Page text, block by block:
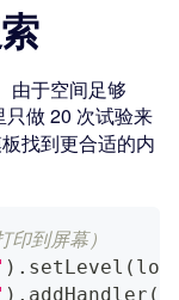
由于空间足够
做 20 次试验来
找到更合适的内
到屏幕）
) . setLevel (
) . addHandler (